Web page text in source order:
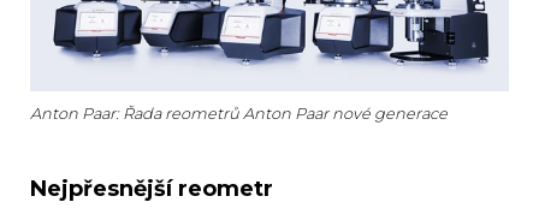
Anton Paar: Řada reometrů Anton Paar nové generace
Nejpřesnější reometr